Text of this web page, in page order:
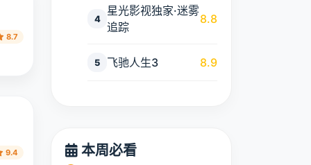
8.7
4
星光影视独家·迷雾
追踪
8.8
5 飞驰人生3 8.9
本周必看